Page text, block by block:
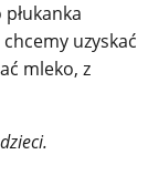
uzyskać
mleko, z